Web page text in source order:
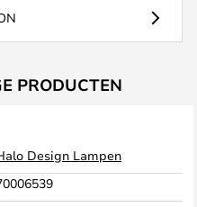
PRODUCTEN
Design Lampen